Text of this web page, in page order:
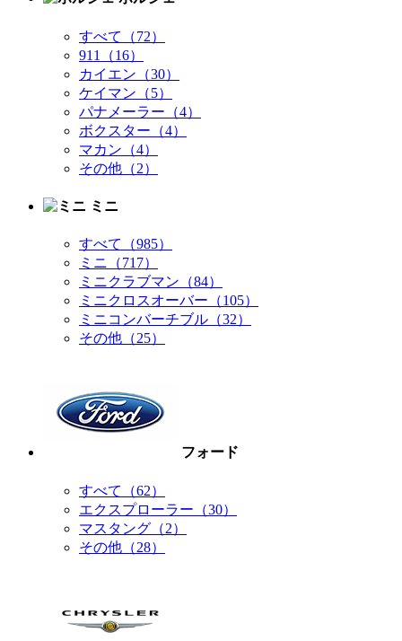
すべて（72）
911（16）
カイエン（30）
ケイマン（5）
パナメーラー（4）
ボクスター（4）
マカン（4）
その他（2）
ミニ
すべて（985）
ミニ（717）
ミニクラブマン（84）
ミニクロスオーバー（105）
ミニコンバーチブル（32）
その他（25）
フォード
すべて（62）
エクスプローラー（30）
マスタング（2）
その他（28）